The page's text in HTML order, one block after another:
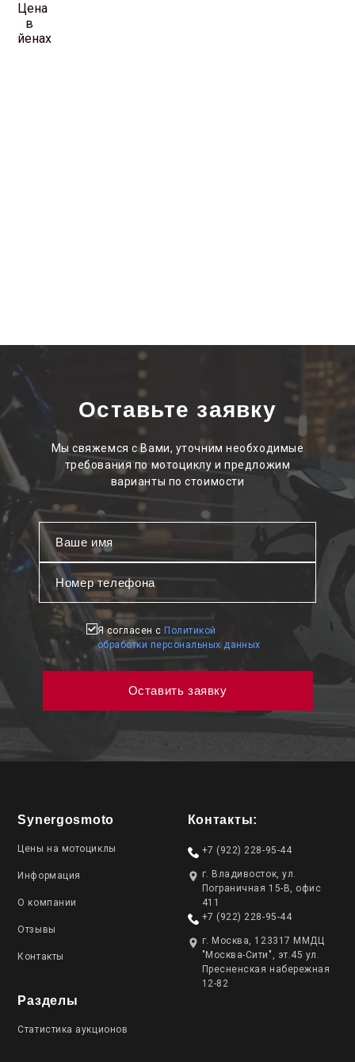
Цена
в
йенах
Оставьте заявку
Мы свяжемся с Вами, уточним необходимые
требования по мотоциклу и предложим
варианты по стоимости
Я согласен с Политикой
обработки персональных данных
Synergosmoto
Цены на мотоциклы
Информация
О компании
Отзывы
Контакты
Разделы
Статистика аукционов
Контакты:
+7 (922) 228-95-44
г. Владивосток, ул.
Пограничная 15-В, офис
411
+7 (922) 228-95-44
г. Москва, 123317 ММДЦ
"Москва-Сити", эт.45 ул.
Пресненская набережная
12-82